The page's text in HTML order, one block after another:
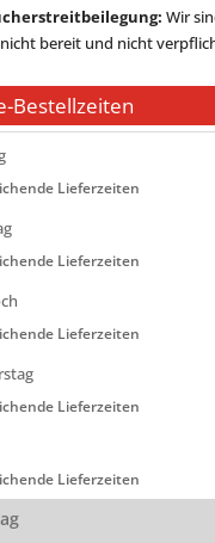
Wir
bereit und nicht
Bestellzeiten
Lieferzeiten
Lieferzeiten
Lieferzeiten
Lieferzeiten
Lieferzeiten